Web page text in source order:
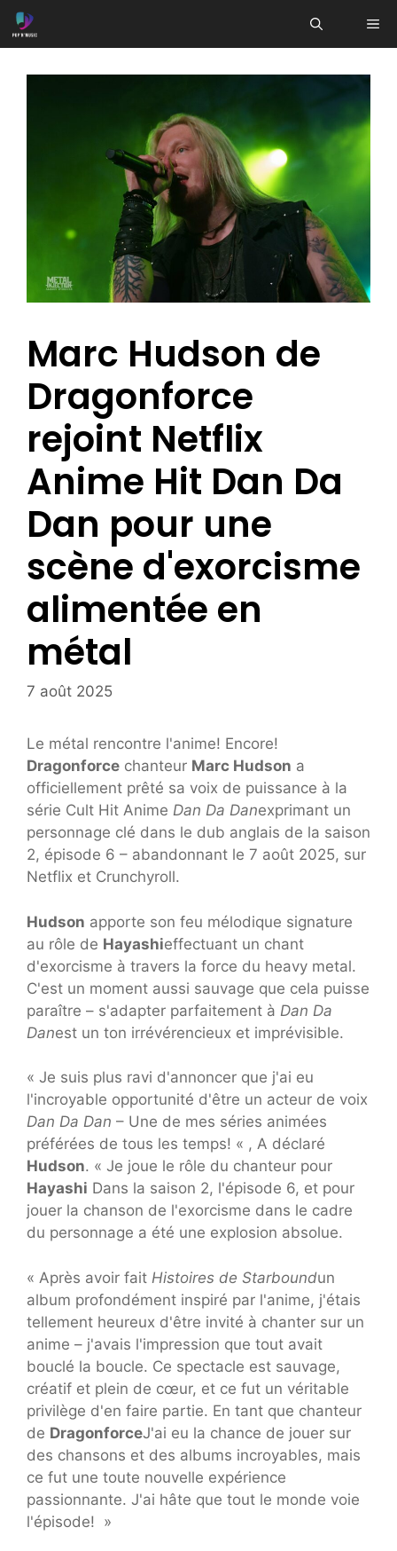
Aller
au
Marc Hudson de
Dragonforce
rejoint Netflix
Anime Hit Dan Da
Dan pour une
scène d'exorcisme
alimentée en
métal
7 août 2025
Le métal rencontre l'anime! Encore!
Dragonforce chanteur Marc Hudson a
officiellement prêté sa voix de puissance à la
série Cult Hit Anime Dan Da Danexprimant un
personnage clé dans le dub anglais de la saison
2, épisode 6 – abandonnant le 7 août 2025, sur
Netflix et Crunchyroll.
Hudson apporte son feu mélodique signature
au rôle de Hayashieffectuant un chant
d'exorcisme à travers la force du heavy metal.
C'est un moment aussi sauvage que cela puisse
paraître – s'adapter parfaitement à Dan Da
Danest un ton irrévérencieux et imprévisible.
« Je suis plus ravi d'annoncer que j'ai eu
l'incroyable opportunité d'être un acteur de voix
Dan Da Dan – Une de mes séries animées
préférées de tous les temps! « , A déclaré
Hudson. « Je joue le rôle du chanteur pour
Hayashi Dans la saison 2, l'épisode 6, et pour
jouer la chanson de l'exorcisme dans le cadre
du personnage a été une explosion absolue.
« Après avoir fait Histoires de Starboundun
album profondément inspiré par l'anime, j'étais
tellement heureux d'être invité à chanter sur un
anime – j'avais l'impression que tout avait
bouclé la boucle. Ce spectacle est sauvage,
créatif et plein de cœur, et ce fut un véritable
privilège d'en faire partie. En tant que chanteur
de DragonforceJ'ai eu la chance de jouer sur
des chansons et des albums incroyables, mais
ce fut une toute nouvelle expérience
passionnante. J'ai hâte que tout le monde voie
l'épisode! »